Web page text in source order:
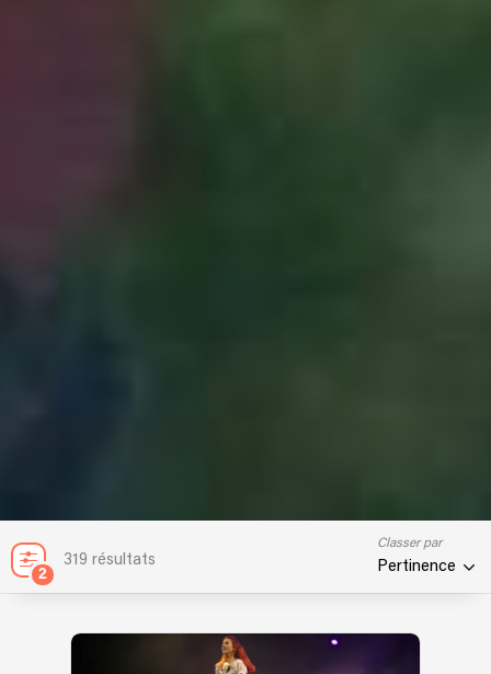
2
319 résultats
Classer par
Pertinence